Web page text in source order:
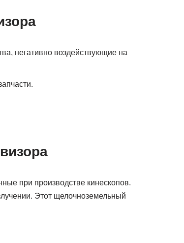
негативно воздействующие на
при производстве кинескопов.
Этот щелочноземельный